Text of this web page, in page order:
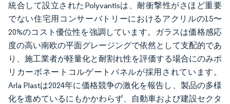
統合して設立されたPolyvantisは、耐衝撃性がさほど重要
でない住宅用コンサーバトリーにおけるアクリルの15〜
20%のコスト優位性を強調しています。ガラスは価格感応
度の高い南欧の平面グレージングで依然として支配的であ
り、施工業者が軽量化と耐割れ性を評価する場合にのみポ
リカーボネートコルゲートパネルが採用されています。
Arla Plastは2024年に価格競争の激化を報告し、製品の多様
化を進めているにもかかわらず、自動車および建設セクタ